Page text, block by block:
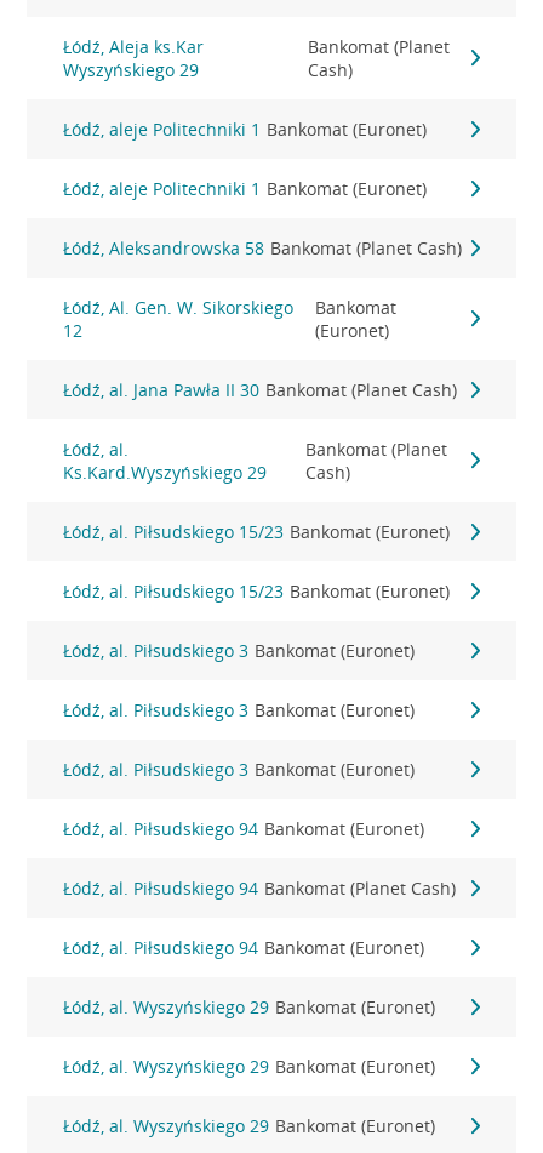
Łódź, Aleja ks.Kar
Wyszyńskiego 29
Bankomat (Planet
Cash)
Łódź, aleje Politechniki 1 Bankomat (Euronet)
Łódź, aleje Politechniki 1 Bankomat (Euronet)
Łódź, Aleksandrowska 58 Bankomat (Planet Cash)
Łódź, Al. Gen. W. Sikorskiego
12
Bankomat
(Euronet)
Łódź, al. Jana Pawła II 30 Bankomat (Planet Cash)
Łódź, al.
Ks.Kard.Wyszyńskiego 29
Bankomat (Planet
Cash)
Łódź, al. Piłsudskiego 15/23 Bankomat (Euronet)
Łódź, al. Piłsudskiego 15/23 Bankomat (Euronet)
Łódź, al. Piłsudskiego 3 Bankomat (Euronet)
Łódź, al. Piłsudskiego 3 Bankomat (Euronet)
Łódź, al. Piłsudskiego 3 Bankomat (Euronet)
Łódź, al. Piłsudskiego 94 Bankomat (Euronet)
Łódź, al. Piłsudskiego 94 Bankomat (Planet Cash)
Łódź, al. Piłsudskiego 94 Bankomat (Euronet)
Łódź, al. Wyszyńskiego 29 Bankomat (Euronet)
Łódź, al. Wyszyńskiego 29 Bankomat (Euronet)
Łódź, al. Wyszyńskiego 29 Bankomat (Euronet)